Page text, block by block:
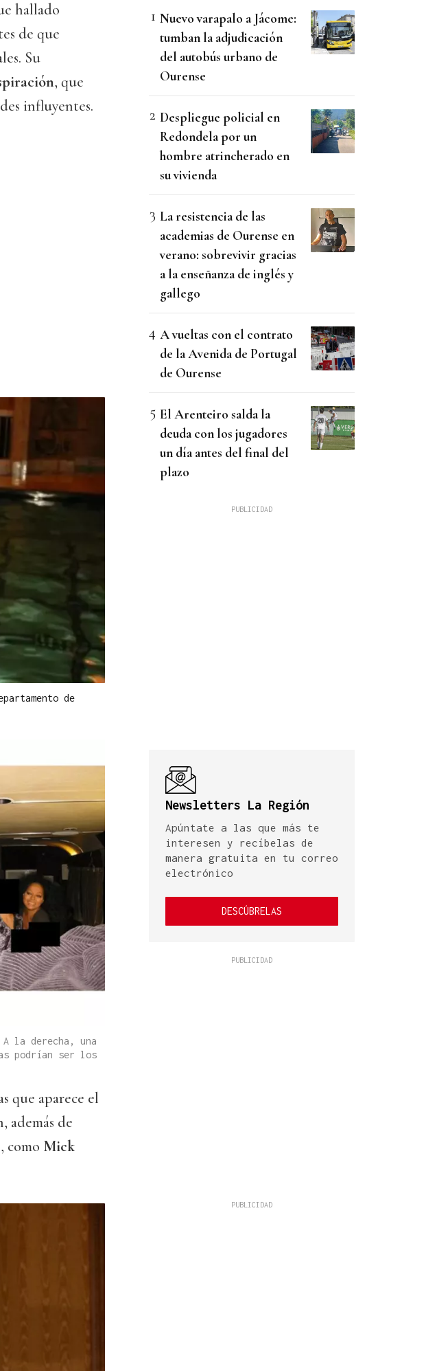
hallado
de que
Su
, que
influyentes.
de
la derecha, una
podrían ser los
que aparece el
además de
como Mick
Nuevo varapalo a Jácome:
tumban la adjudicación
del autobús urbano de
Ourense
Despliegue policial en
Redondela por un
hombre atrincherado en
su vivienda
La resistencia de las
academias de Ourense en
verano: sobrevivir gracias
a la enseñanza de inglés y
gallego
A vueltas con el contrato
de la Avenida de Portugal
de Ourense
El Arenteiro salda la
deuda con los jugadores
un día antes del final del
plazo
Newsletters La Región
Apúntate a las que más te
interesen y recíbelas de
manera gratuita en tu correo
electrónico
DESCÚBRELAS